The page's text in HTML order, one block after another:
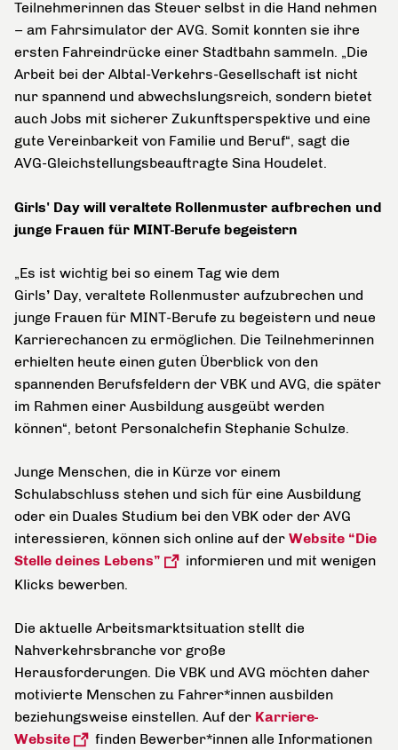
Teilnehmerinnen das Steuer selbst in die Hand nehmen
– am Fahrsimulator der AVG. Somit konnten sie ihre
ersten Fahreindrücke einer Stadtbahn sammeln. „Die
Arbeit bei der Albtal-Verkehrs-Gesellschaft ist nicht
nur spannend und abwechslungsreich, sondern bietet
auch Jobs mit sicherer Zukunftsperspektive und eine
gute Vereinbarkeit von Familie und Beruf“, sagt die
AVG-Gleichstellungsbeauftragte Sina Houdelet.
Girls' Day will veraltete Rollenmuster aufbrechen und
junge Frauen für MINT-Berufe begeistern
„Es ist wichtig bei so einem Tag wie dem
Girls’ Day, veraltete Rollenmuster aufzubrechen und
junge Frauen für MINT-Berufe zu begeistern und neue
Karrierechancen zu ermöglichen. Die Teilnehmerinnen
erhielten heute einen guten Überblick von den
spannenden Berufsfeldern der VBK und AVG, die später
im Rahmen einer Ausbildung ausgeübt werden
können“, betont Personalchefin Stephanie Schulze.
Junge Menschen, die in Kürze vor einem
Schulabschluss stehen und sich für eine Ausbildung
oder ein Duales Studium bei den VBK oder der AVG
interessieren, können sich online auf der Website “Die
Stelle deines Lebens”
informieren und mit wenigen
Klicks bewerben.
Die aktuelle Arbeitsmarktsituation stellt die
Nahverkehrsbranche vor große
Herausforderungen. Die VBK und AVG möchten daher
motivierte Menschen zu Fahrer*innen ausbilden
beziehungsweise einstellen. Auf der Karriere-
Website
finden Bewerber*innen alle Informationen